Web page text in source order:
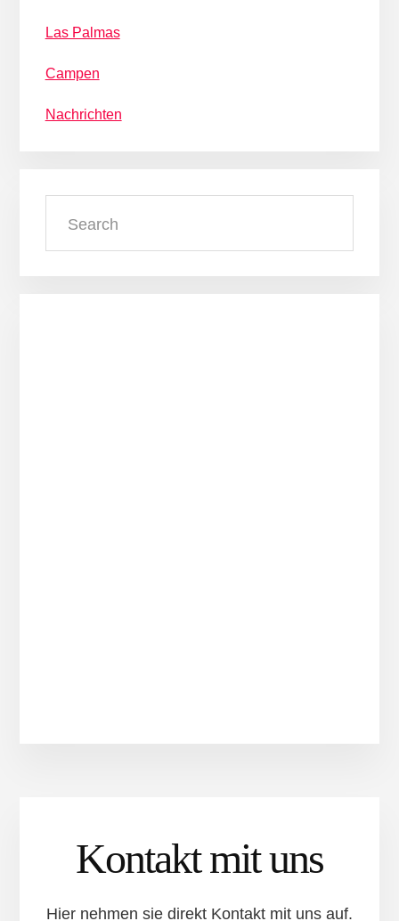
Las Palmas
Campen
Nachrichten
Kontakt mit uns
Hier nehmen sie direkt Kontakt mit uns auf.